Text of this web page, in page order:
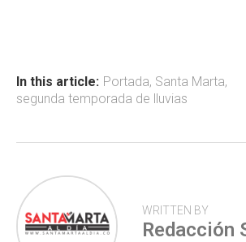
ok p
p
tir
In this article: Portada, Santa Marta,
segunda temporada de lluvias
WRITTEN BY
Redacción